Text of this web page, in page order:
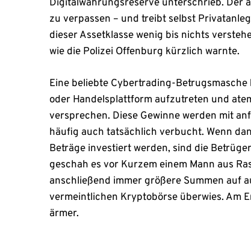
Digitalwährungsreserve unterschrieb. Der
zu verpassen – und treibt selbst
dieser Assetklasse wenig bis nichts
wie die Polizei Offenburg kürzlich warnte.
Eine beliebte Cybertrading-
oder Handelsplattform aufzutreten und
versprechen. Diese Gewinne werden mit
häufig auch tatsächlich verbucht. Wenn
Beträge investiert werden, sind die
geschah es vor Kurzem einem Mann aus
anschließend immer größere Summen auf
vermeintlichen Kryptobörse überwies. Am
ärmer.